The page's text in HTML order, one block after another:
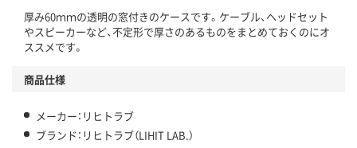
厚み60ｍｍの透明の窓付きのケースです。ケーブル、ヘッドセット
やスピーカーなど、不定形で厚さのあるものをまとめておくのにオ
ススメです。
商品仕様
メーカー：リヒトラブ
ブランド：リヒトラブ（LIHIT LAB.）